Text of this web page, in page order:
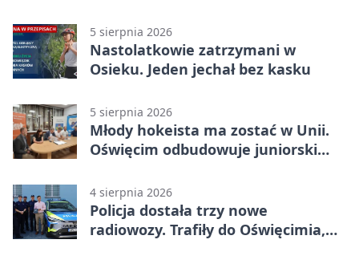
5 sierpnia 2026
Nastolatkowie zatrzymani w
Osieku. Jeden jechał bez kasku
5 sierpnia 2026
Młody hokeista ma zostać w Unii.
Oświęcim odbudowuje juniorski
4 sierpnia 2026
Policja dostała trzy nowe
radiowozy. Trafiły do Oświęcimia,